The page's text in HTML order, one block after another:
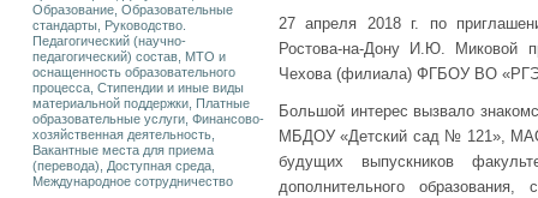
Образование, Образовательные
стандарты, Руководство.
Педагогический (научно-
педагогический) состав, МТО и
оснащенность образовательного
процесса, Стипендии и иные виды
материальной поддержки, Платные
образовательные услуги, Финансово-
хозяйственная деятельность,
Вакантные места для приема
(перевода), Доступная среда,
Международное сотрудничество
27 апреля 2018 г. по
Ростова-на-Дону И.Ю. Миковой
Чехова (филиала) ФГБОУ ВО
Большой интерес вызвало
МБДОУ «Детский сад № 121»,
будущих выпускников
дополнительного